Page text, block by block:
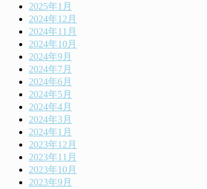
2025年1月
2024年12月
2024年11月
2024年10月
2024年9月
2024年7月
2024年6月
2024年5月
2024年4月
2024年3月
2024年1月
2023年12月
2023年11月
2023年10月
2023年9月